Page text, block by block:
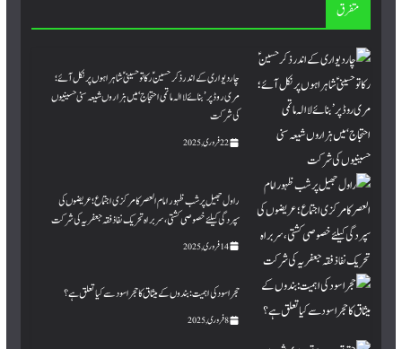
متفرق
چاردیواری کے اندر ذکر حسینؑ رکا تو حسینیؑ شاہراہوں پر نکل آئے؛
مری روڈ پر ’بنائے لاالہ ماتمی احتجاج‘میں ہزاروں شیعہ سنی حسینیوں
کی شرکت
22 فروری, 2025
راول جھیل پر شب ظہور امام العصر کا مرکزی اجتماع؛ عریضوں کی
سپردگی کیلئے خصوصی کشتی، سربراہ تحریک نفاذ فقہ جعفریہ کی شرکت
14 فروری, 2025
حجر اسود کی اہمیت : بندوں کے میثاق کا حجر اسود سے کیا تعلق ہے؟
8 فروری, 2025